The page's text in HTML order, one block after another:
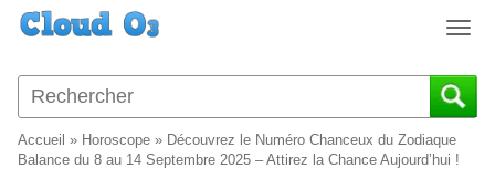
T
g
g
e
Accueil » Horoscope » Découvrez le Numéro Chanceux du Zodiaque
Balance du 8 au 14 Septembre 2025 – Attirez la Chance Aujourd’hui !